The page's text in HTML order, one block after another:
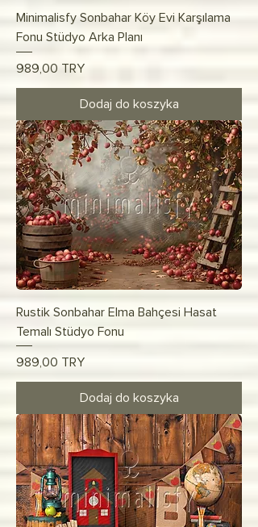
Minimalisfy Sonbahar Köy Evi Karşılama
Fonu Stüdyo Arka Planı
Cena
989,00 TRY
Dodaj do koszyka
Rustik Sonbahar Elma Bahçesi Hasat
Temalı Stüdyo Fonu
Cena
989,00 TRY
Dodaj do koszyka